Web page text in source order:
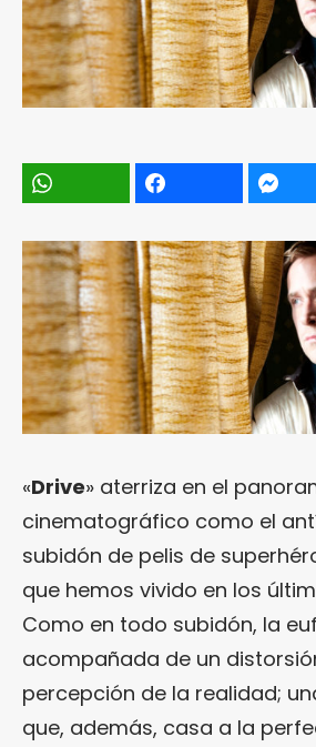
«Drive» aterriza en el
cinematográfico como el
subidón de pelis de
que hemos vivido en los
Como en todo subidón, la
acompañada de un
percepción de la realidad;
que, además, casa a la